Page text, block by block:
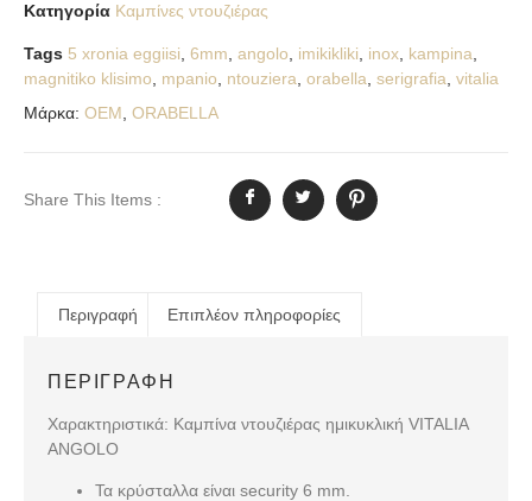
Κατηγορία Καμπίνες ντουζιέρας
Tags 5 xronia eggiisi 6mm angolo imikikliki inox kampina
magnitiko klisimo
mpanio ntouziera orabella serigrafia vitalia
Μάρκα: OEM ORABELLA
Share This Items :
Περιγραφή Επιπλέον πληροφορίες
ΠΕΡΙΓΡΑΦΉ
Χαρακτηριστικά: Καμπίνα ντουζιέρας ημικυκλική VITALIA
ANGOLO
Τα κρύσταλλα είναι security 6 mm.